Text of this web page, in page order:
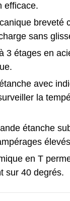
efficace.
breveté
sans
3 étages en
avec
la
étanche
en T
sur 40 degrés.